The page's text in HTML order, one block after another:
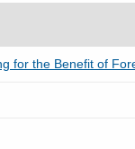
for the Benefit of